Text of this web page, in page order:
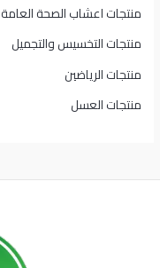
منتجات اعشاب الصحة العامة
منتجات التخسيس والتجميل
منتجات الرياضين
منتجات العسل